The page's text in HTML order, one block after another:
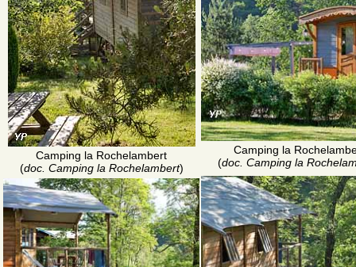
Camping la Rochelambert
(doc. Camping la Rochelambert)
Camping la
(doc. Camping la